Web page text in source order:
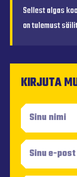
Sellest algas
on tulemust
KIRJUTA